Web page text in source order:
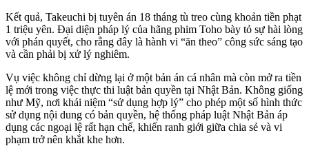
Kết quả, Takeuchi bị tuyên án 18 tháng tù treo cùng khoản tiền phạt
1 triệu yên. Đại diện pháp lý của hãng phim Toho bày tỏ sự hài lòng
với phán quyết, cho rằng đây là hành vi “ăn theo” công sức sáng tạo
và cần phải bị xử lý nghiêm.
Vụ việc không chỉ dừng lại ở một bản án cá nhân mà còn mở ra tiền
lệ mới trong việc thực thi luật bản quyền tại Nhật Bản. Không giống
như Mỹ, nơi khái niệm “sử dụng hợp lý” cho phép một số hình thức
sử dụng nội dung có bản quyền, hệ thống pháp luật Nhật Bản áp
dụng các ngoại lệ rất hạn chế, khiến ranh giới giữa chia sẻ và vi
phạm trở nên khắt khe hơn.